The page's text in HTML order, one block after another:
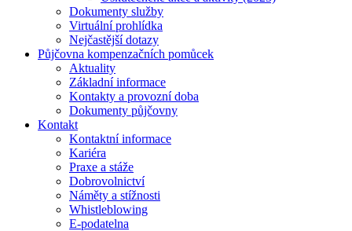
Dokumenty služby
Virtuální prohlídka
Nejčastější dotazy
Půjčovna kompenzačních pomůcek
Aktuality
Základní informace
Kontakty a provozní doba
Dokumenty půjčovny
Kontakt
Kontaktní informace
Kariéra
Praxe a stáže
Dobrovolnictví
Náměty a stížnosti
Whistleblowing
E-podatelna